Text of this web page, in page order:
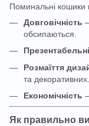
Поминальні кошики
Довговічність
обсипаються.
Розмаїття
та декоративних.
Економічність
Як правильно